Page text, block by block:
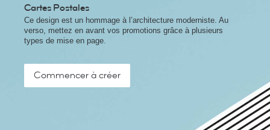
Cartes Postales
Ce design est un hommage à l’architecture moderniste. Au
verso, mettez en avant vos promotions grâce à plusieurs
types de mise en page.
Commencer à créer